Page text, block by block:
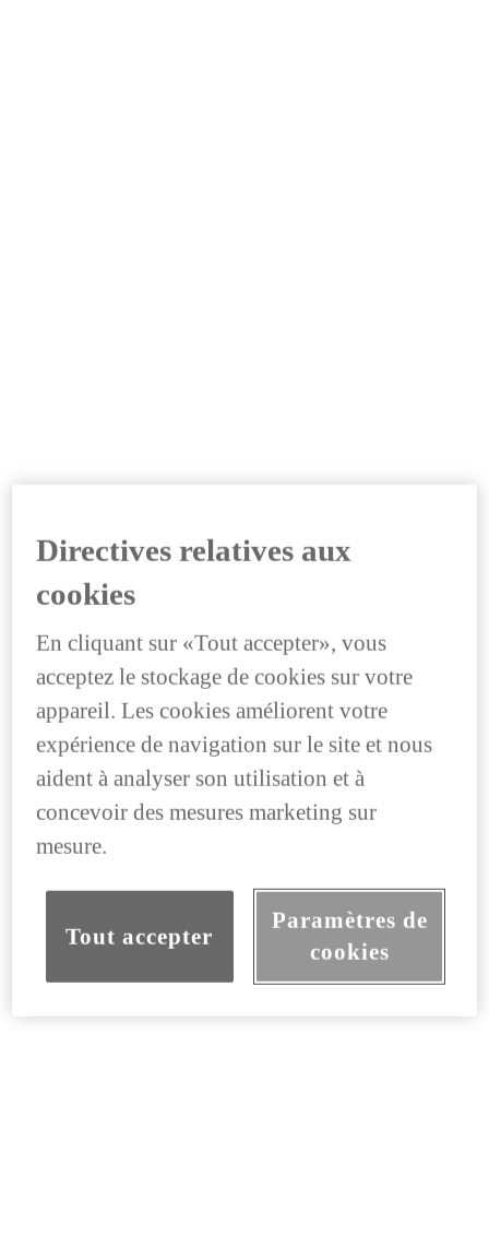
Directives relatives aux
cookies
En cliquant sur «Tout accepter», vous
acceptez le stockage de cookies sur votre
appareil. Les cookies améliorent votre
expérience de navigation sur le site et nous
aident à analyser son utilisation et à
concevoir des mesures marketing sur
mesure.
Tout accepter
Paramètres de
cookies